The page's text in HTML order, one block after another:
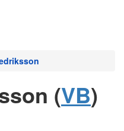
(VB)